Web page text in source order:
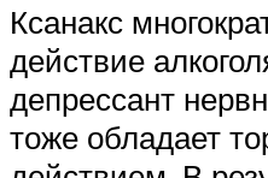
Ксанакс
действие
депрессант
тоже обладает